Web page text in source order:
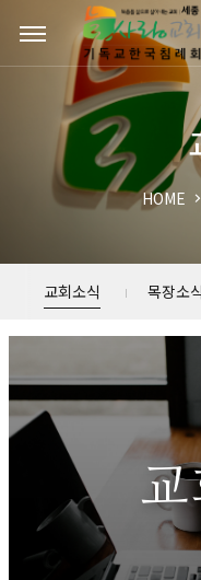
HOME
교회소식 목장소식